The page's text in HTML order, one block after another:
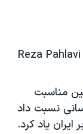
مناسبت
نسبت داد
ایران یاد کرد.